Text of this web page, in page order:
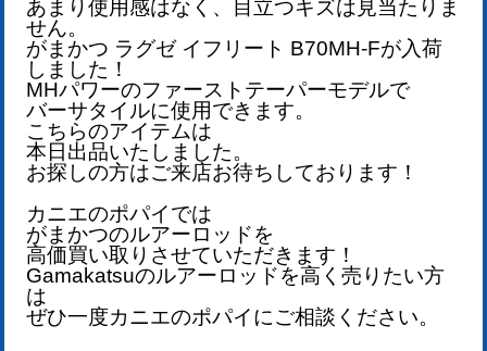
あまり使用感はなく、目立つキズは見当たりま
せん。
がまかつ ラグゼ イフリート B70MH-Fが入荷
しました！
MHパワーのファーストテーパーモデルで
バーサタイルに使用できます。
こちらのアイテムは
本日出品いたしました。
お探しの方はご来店お待ちしております！
カニエのポパイでは
がまかつのルアーロッドを
高価買い取りさせていただきます！
Gamakatsuのルアーロッドを高く売りたい方
は
ぜひ一度カニエのポパイにご相談ください。